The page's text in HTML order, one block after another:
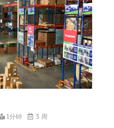
1分钟 3 周